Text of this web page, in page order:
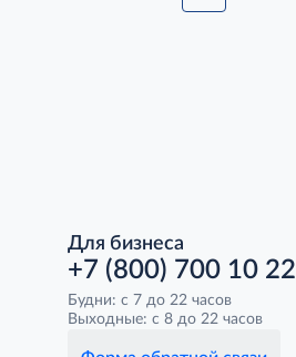
Для бизнеса
+7 (800) 700 10 22
Будни: с 7 до 22 часов
Выходные: с 8 до 22 часов